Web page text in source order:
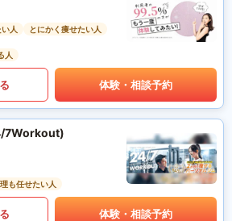
人
とにかく痩せたい人
人
体験・相談予約
7Workout)
も任せたい人
体験・相談予約